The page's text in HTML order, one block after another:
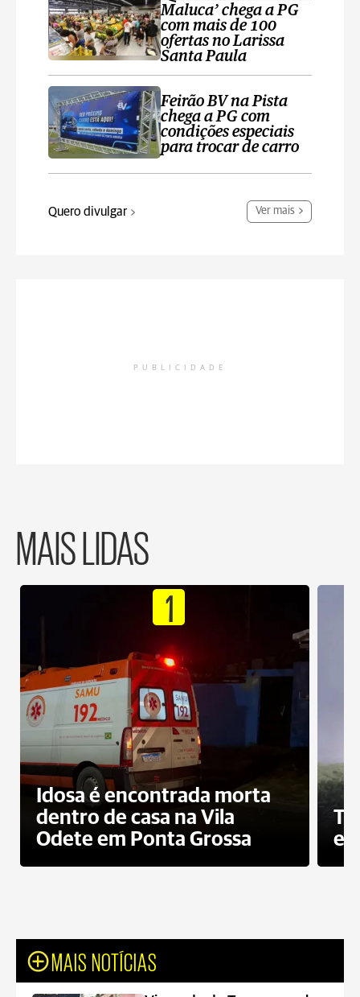
Maluca’ chega a PG
com mais de 100
ofertas no Larissa
Santa Paula
Feirão BV na Pista
chega a PG com
condições especiais
para trocar de carro
Quero divulgar Ver mais
PUBLICIDADE
MAIS LIDAS
1
Idosa é encontrada morta
dentro de casa na Vila
Odete em Ponta Grossa
e
MAIS NOTÍCIAS